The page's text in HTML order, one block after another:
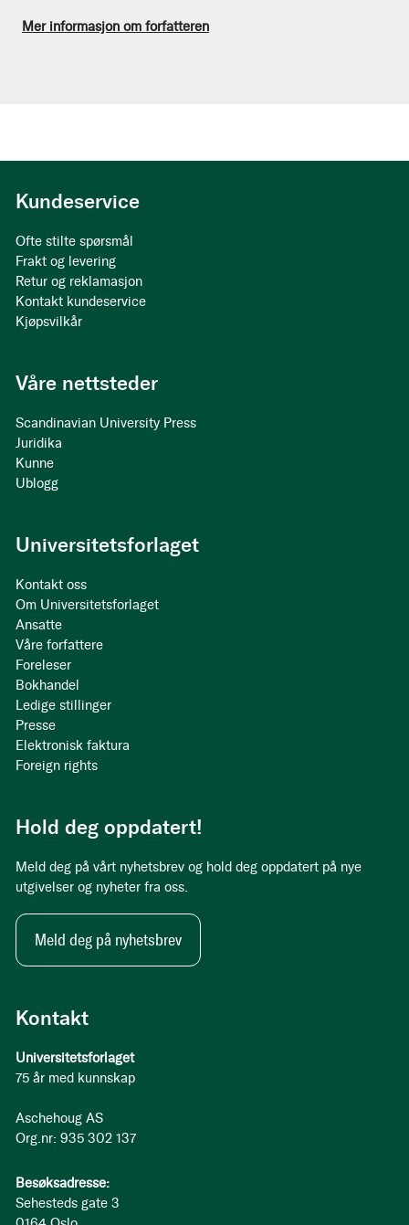
Mer informasjon om forfatteren
Kontakt
Universitetsforlaget
75 år med kunnskap
Aschehoug AS
Org.nr: 935 302 137
Besøksadresse:
Sehesteds gate 3
Kundeservice
Ofte stilte spørsmål
Frakt og levering
Retur og reklamasjon
Kontakt kundeservice
Kjøpsvilkår
Våre nettsteder
Scandinavian University Press
Juridika
Kunne
Ublogg
Universitetsforlaget
Kontakt oss
Om Universitetsforlaget
Ansatte
Våre forfattere
Foreleser
Bokhandel
Ledige stillinger
Presse
Elektronisk faktura
Foreign rights
Hold deg oppdatert!
Meld deg på vårt nyhetsbrev og hold deg oppdatert på nye
utgivelser og nyheter fra oss.
Meld deg på nyhetsbrev